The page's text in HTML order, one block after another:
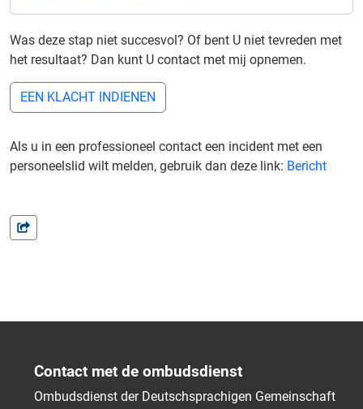
Was deze stap niet succesvol? Of bent U niet tevreden met
het resultaat? Dan kunt U contact met mij opnemen.
EEN KLACHT INDIENEN
Als u in een professioneel contact een incident met een
personeelslid wilt melden, gebruik dan deze link: Bericht
Contact met de ombudsdienst
Ombudsdienst der Deutschsprachigen Gemeinschaft